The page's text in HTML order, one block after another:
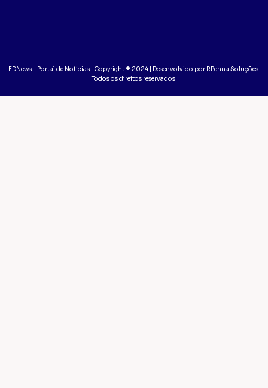
EDNews - Portal de Notícias | Copyright ® 2024 | Desenvolvido por RPenna Soluções.
Todos os direitos reservados.